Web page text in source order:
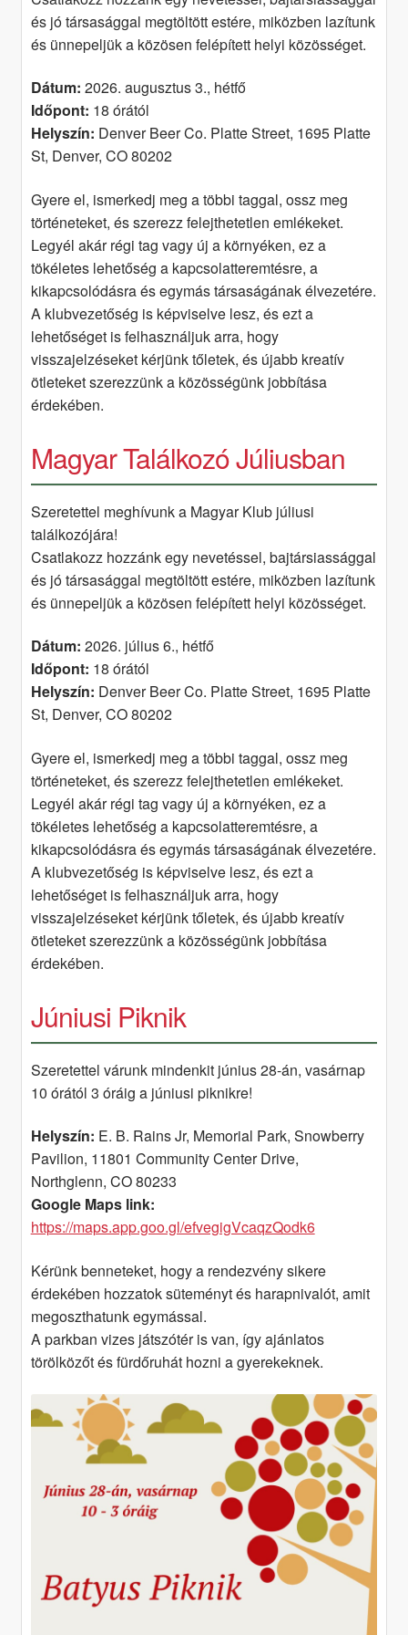
és jó társasággal megtöltött estére, miközben lazítunk
és ünnepeljük a közösen felépített helyi közösséget.
Dátum: 2026. augusztus 3., hétfő
Időpont: 18 órától
Helyszín: Denver Beer Co. Platte Street, 1695 Platte
St, Denver, CO 80202
Gyere el, ismerkedj meg a többi taggal, ossz meg
történeteket, és szerezz felejthetetlen emlékeket.
Legyél akár régi tag vagy új a környéken, ez a
tökéletes lehetőség a kapcsolatteremtésre, a
kikapcsolódásra és egymás társaságának élvezetére.
A klubvezetőség is képviselve lesz, és ezt a
lehetőséget is felhasználjuk arra, hogy
visszajelzéseket kérjünk tőletek, és újabb kreatív
ötleteket szerezzünk a közösségünk jobbítása
érdekében.
Magyar Találkozó Júliusban
Szeretettel meghívunk a Magyar Klub júliusi
találkozójára!
Csatlakozz hozzánk egy nevetéssel, bajtársiassággal
és jó társasággal megtöltött estére, miközben lazítunk
és ünnepeljük a közösen felépített helyi közösséget.
Dátum: 2026. július 6., hétfő
Időpont: 18 órától
Helyszín: Denver Beer Co. Platte Street, 1695 Platte
St, Denver, CO 80202
Gyere el, ismerkedj meg a többi taggal, ossz meg
történeteket, és szerezz felejthetetlen emlékeket.
Legyél akár régi tag vagy új a környéken, ez a
tökéletes lehetőség a kapcsolatteremtésre, a
kikapcsolódásra és egymás társaságának élvezetére.
A klubvezetőség is képviselve lesz, és ezt a
lehetőséget is felhasználjuk arra, hogy
visszajelzéseket kérjünk tőletek, és újabb kreatív
ötleteket szerezzünk a közösségünk jobbítása
érdekében.
Júniusi Piknik
Szeretettel várunk mindenkit június 28-án, vasárnap
10 órától 3 óráig a júniusi piknikre!
Helyszín: E. B. Rains Jr, Memorial Park, Snowberry
Pavilion, 11801 Community Center Drive,
Northglenn, CO 80233
Google Maps link:
https://maps.app.goo.gl/efvegigVcaqzQodk6
Kérünk benneteket, hogy a rendezvény sikere
érdekében hozzatok süteményt és harapnivalót, amit
megoszthatunk egymással.
A parkban vizes játszótér is van, így ajánlatos
törölközőt és fürdőruhát hozni a gyerekeknek.